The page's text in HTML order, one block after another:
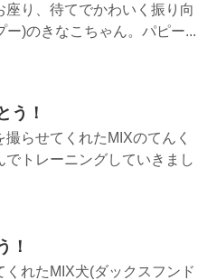
り、待てでかわいく振り向
)のきなこちゃん。パピー...
う！
らせてくれたMIXのてんく
トレーニングしていきまし
！
れたMIX犬(ダックスフンド